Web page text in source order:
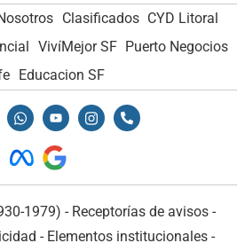
Clasificados CYD Litoral
VivíMejor SF Puerto Negocios
Educacion SF
1979) - Receptorías de avisos -
- Elementos institucionales -